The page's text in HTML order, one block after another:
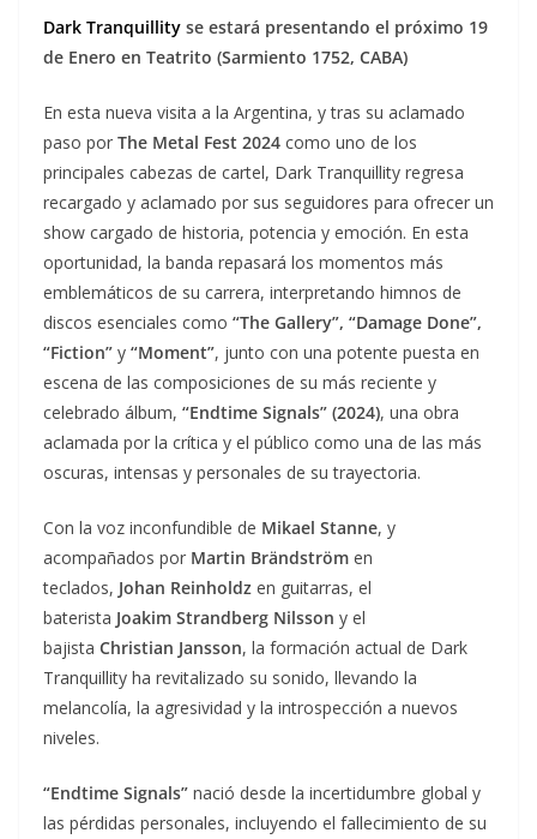
Dark Tranquillity se estará presentando el próximo 19
de Enero en Teatrito (Sarmiento 1752, CABA)
En esta nueva visita a la Argentina, y tras su aclamado
paso por The Metal Fest 2024 como uno de los
principales cabezas de cartel, Dark Tranquillity regresa
recargado y aclamado por sus seguidores para ofrecer un
show cargado de historia, potencia y emoción. En esta
oportunidad, la banda repasará los momentos más
emblemáticos de su carrera, interpretando himnos de
discos esenciales como “The Gallery”, “Damage Done”,
“Fiction” y “Moment”, junto con una potente puesta en
escena de las composiciones de su más reciente y
celebrado álbum, “Endtime Signals” (2024), una obra
aclamada por la crítica y el público como una de las más
oscuras, intensas y personales de su trayectoria.
Con la voz inconfundible de Mikael Stanne, y
acompañados por Martin Brändström en
teclados, Johan Reinholdz en guitarras, el
baterista Joakim Strandberg Nilsson y el
bajista Christian Jansson, la formación actual de Dark
Tranquillity ha revitalizado su sonido, llevando la
melancolía, la agresividad y la introspección a nuevos
niveles.
“Endtime Signals” nació desde la incertidumbre global y
las pérdidas personales, incluyendo el fallecimiento de su